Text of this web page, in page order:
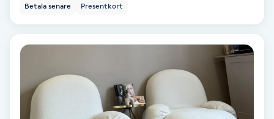
Blowout
Brynformning
Betala senare Presentkort